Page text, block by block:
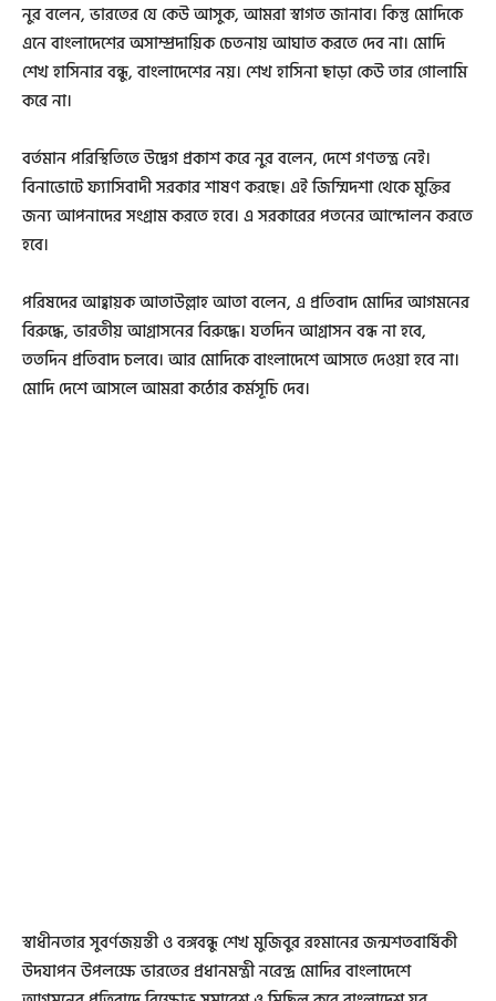
নুর বলেন, ভারতের যে কেউ আসুক, আমরা স্বাগত জানাব। কিন্তু মোদিকে
এনে বাংলাদেশের অসাম্প্রদায়িক চেতনায় আঘাত করতে দেব না। মোদি
শেখ হাসিনার বন্ধু, বাংলাদেশের নয়। শেখ হাসিনা ছাড়া কেউ তার গোলামি
করে না।
বর্তমান পরিস্থিতিতে উদ্বেগ প্রকাশ করে নুর বলেন, দেশে গণতন্ত্র নেই।
বিনাভোটে ফ্যাসিবাদী সরকার শাষণ করছে। এই জিম্মিদশা থেকে মুক্তির
জন্য আপনাদের সংগ্রাম করতে হবে। এ সরকারের পতনের আন্দোলন করতে
হবে।
পরিষদের আহ্বায়ক আতাউল্লাহ আতা বলেন, এ প্রতিবাদ মোদির আগমনের
বিরুদ্ধে, ভারতীয় আগ্রাসনের বিরুদ্ধে। যতদিন আগ্রাসন বন্ধ না হবে,
ততদিন প্রতিবাদ চলবে। আর মোদিকে বাংলাদেশে আসতে দেওয়া হবে না।
মোদি দেশে আসলে আমরা কঠোর কর্মসূচি দেব।
স্বাধীনতার সুবর্ণজয়ন্তী ও বঙ্গবন্ধু শেখ মুজিবুর রহমানের জন্মশতবার্ষিকী
উদযাপন উপলক্ষে ভারতের প্রধানমন্ত্রী নরেন্দ্র মোদির বাংলাদেশে